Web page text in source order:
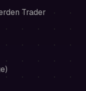
Trader